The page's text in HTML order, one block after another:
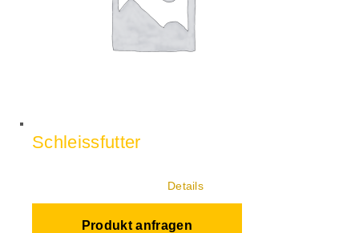
Schleissfutter
Details
Produkt anfragen